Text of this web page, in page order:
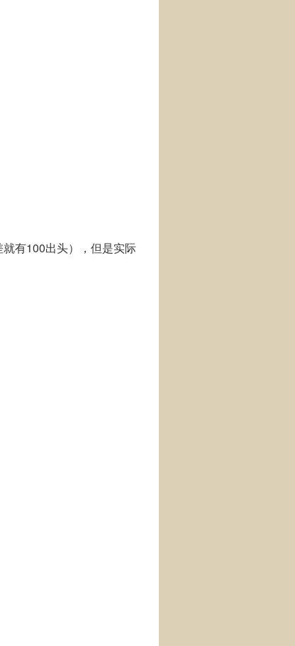
有100出头），但是实际